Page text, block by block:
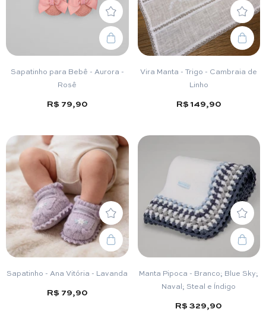
Sapatinho para Bebê - Aurora -
Rosê
R$ 79,90
Vira Manta - Trigo - Cambraia de
Linho
R$ 149,90
Sapatinho - Ana Vitória - Lavanda
R$ 79,90
Manta Pipoca - Branco; Blue Sky;
Naval; Steal e Índigo
R$ 329,90